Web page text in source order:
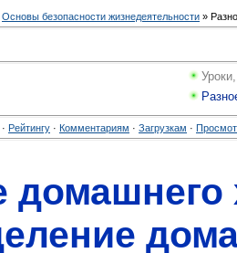
Основы безопасности жизнедеятельности »
· Рейтингу · Комментариям · Загрузкам ·
домашнего